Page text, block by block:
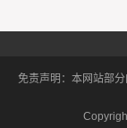
免责声明：本网站部